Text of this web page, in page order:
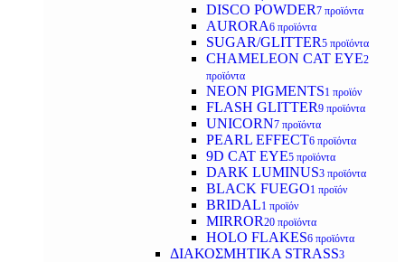
DISCO POWDER7 προϊόντα
AURORA6 προϊόντα
SUGAR/GLITTER5 προϊόντα
CHAMELEON CAT EYE2
προϊόντα
NEON PIGMENTS1 προϊόν
FLASH GLITTER9 προϊόντα
UNICORN7 προϊόντα
PEARL EFFECT6 προϊόντα
9D CAT EYE5 προϊόντα
DARK LUMINUS3 προϊόντα
BLACK FUEGO1 προϊόν
BRIDAL1 προϊόν
MIRROR20 προϊόντα
HOLO FLAKES6 προϊόντα
ΔΙΑΚΟΣΜΗΤΙΚΑ STRASS3